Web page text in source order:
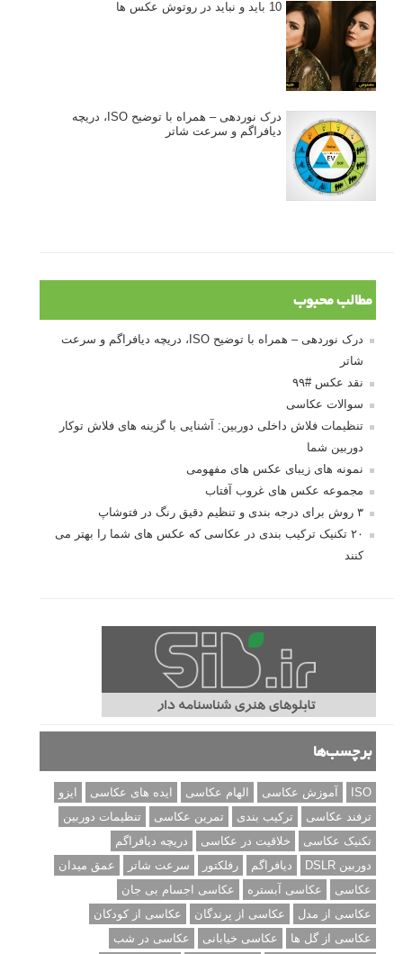
10 باید و نباید در روتوش عکس ها
درک نوردهی – همراه با توضیح ISO، دریچه
دیافراگم و سرعت شاتر
مطالب محبوب
درک نوردهی – همراه با توضیح ISO، دریچه دیافراگم و سرعت
شاتر
نقد عکس #۹۹
سوالات عکاسی
تنظیمات فلاش داخلی دوربین: آشنایی با گزینه های فلاش توکار
دوربین شما
نمونه های زیبای عکس های مفهومی
مجموعه عکس های غروب آفتاب
۳ روش برای درجه بندی و تنظیم دقیق رنگ در فتوشاپ
۲۰ تکنیک ترکیب بندی در عکاسی که عکس های شما را بهتر می
کنند
برچسب‌ها
ISO آموزش عکاسی الهام عکاسی ایده های عکاسی
ایزو
ترفند عکاسی
ترکیب بندی تمرین عکاسی
تنظیمات دوربین
تکنیک عکاسی
خلاقیت در عکاسی
دریچه دیافراگم
دوربین DSLR
دیافراگم رفلکتور سرعت شاتر
عمق میدان
عکاسی
عکاسی آبستره
عکاسی اجسام بی جان
عکاسی از مدل
عکاسی از پرندگان
عکاسی از کودکان
عکاسی از گل ها
عکاسی خیابانی
عکاسی در شب